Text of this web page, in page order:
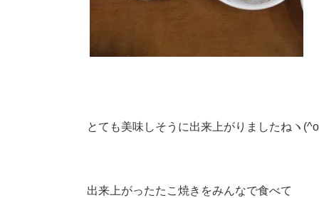
とても美味しそうに出来上がりましたねヽ
出来上がったたこ焼きをみんなで食べて